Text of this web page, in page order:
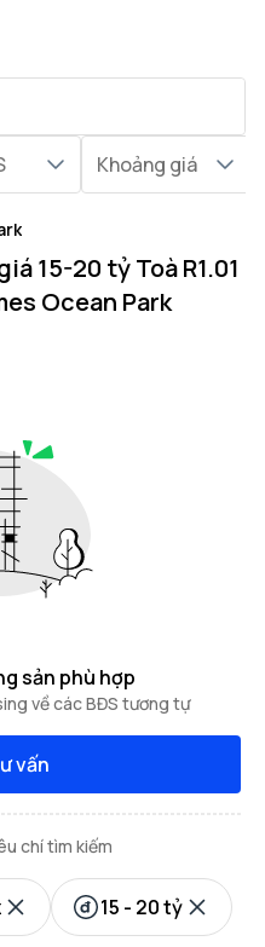
Khoảng giá
15-20 tỷ Toà R1.01
Ocean Park
sản phù hợp
về các BĐS tương tự
vấn
chí tìm kiếm
15 - 20 tỷ